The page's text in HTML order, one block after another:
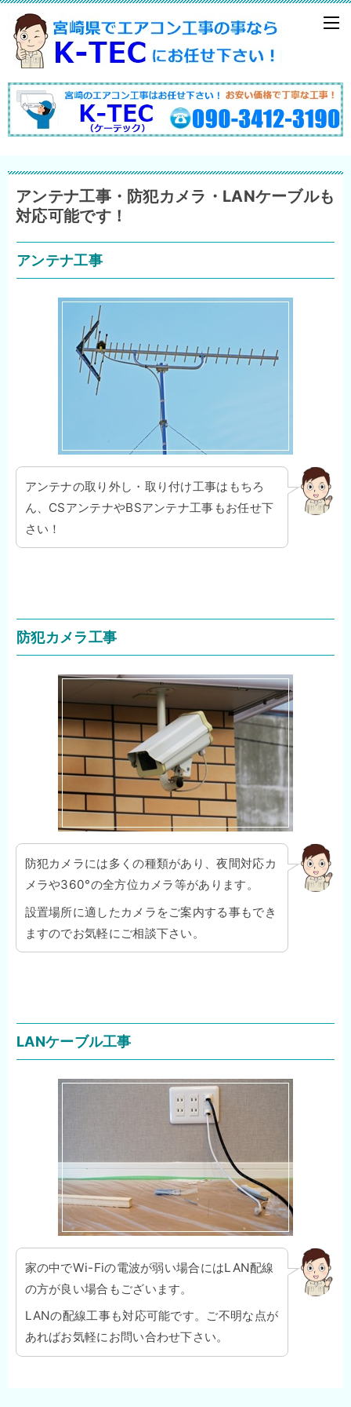
アンテナ工事・防犯カメラ・LANケーブルも
対応可能です！
アンテナ工事
アンテナの取り外し・取り付け工事はもちろ
ん、CSアンテナやBSアンテナ工事もお任せ下
さい！
防犯カメラ工事
防犯カメラには多くの種類があり、夜間対応カ
メラや360°の全方位カメラ等があります。
設置場所に適したカメラをご案内する事もでき
ますのでお気軽にご相談下さい。
LANケーブル工事
家の中でWi-Fiの電波が弱い場合にはLAN配線
の方が良い場合もございます。
LANの配線工事も対応可能です。ご不明な点が
あればお気軽にお問い合わせ下さい。